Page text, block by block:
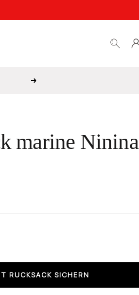
Weiter
marine Ninina
RUCKSACK SICHERN